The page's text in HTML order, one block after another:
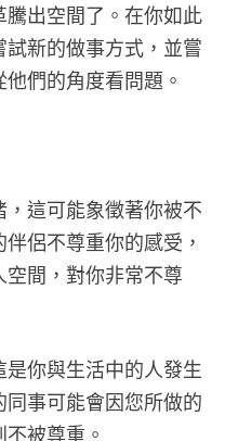
出空間了。在你如此
新的做事方式，並嘗
們的角度看問題。
這可能象徵著你被不
侶不尊重你的感受，
間，對你非常不尊
你與生活中的人發生
事可能會因您所做的
被尊重。